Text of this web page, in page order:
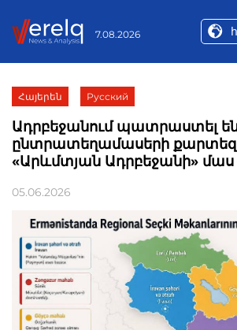
7.08.2026
Հայերեն Русский
Ադրբեջանում պատրաստել
ընտրատեղամասերի
«Արևմտյան Ադրբեջանի» մաս
05.06.2026